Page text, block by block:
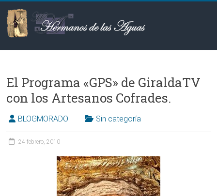
contenido
Hermanos
las
Aguas
El Programa «GPS» de GiraldaTV
con los Artesanos Cofrades.
BLOGMORADO Sin categoría
24 febrero, 2010